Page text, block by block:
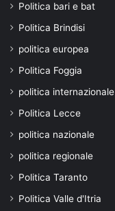
Politica bari e bat
Politica Brindisi
politica europea
Politica Foggia
politica internazionale
Politica Lecce
politica nazionale
politica regionale
Politica Taranto
Politica Valle d'Itria